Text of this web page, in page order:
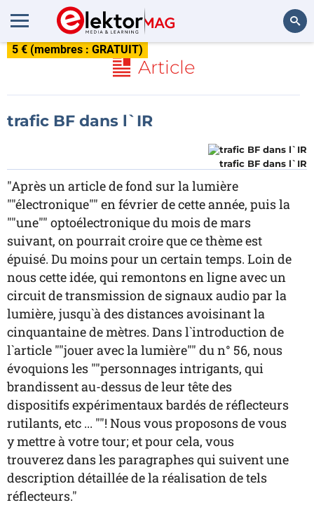
5 € (membres : GRATUIT)
Article
trafic BF dans l`IR
trafic BF dans l`IR
"Après un article de fond sur la lumière
""électronique"" en février de cette année, puis la
""une"" optoélectronique du mois de mars
suivant, on pourrait croire que ce thème est
épuisé. Du moins pour un certain temps. Loin de
nous cette idée, qui remontons en ligne avec un
circuit de transmission de signaux audio par la
lumière, jusqu`à des distances avoisinant la
cinquantaine de mètres. Dans l`introduction de
l`article ""jouer avec la lumière"" du n° 56, nous
évoquions les ""personnages intrigants, qui
brandissent au-dessus de leur tête des
dispositifs expérimentaux bardés de réflecteurs
rutilants, etc ... ""! Nous vous proposons de vous
y mettre à votre tour; et pour cela, vous
trouverez dans les paragraphes qui suivent une
description détaillée de la réalisation de tels
réflecteurs."